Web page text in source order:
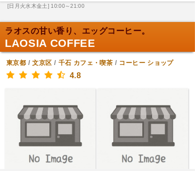
[日月火水木金土] 10:00～21:00
ラオスの甘い香り、エッグコーヒー。
LAOSIA COFFEE
東京都 /文京区 / 千石 カフェ・喫茶 / コーヒー ショップ
4.8